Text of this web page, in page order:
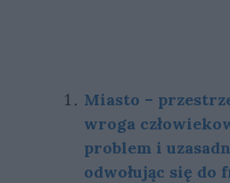
Miasto –
wroga
problem i
odwołując się do